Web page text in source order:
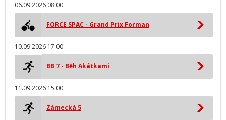
06.09.2026 08:00
FORCE SPAC - Grand Prix Forman
10.09.2026 17:00
BB 7 - Běh Akátkami
11.09.2026 15:00
Zámecká 5